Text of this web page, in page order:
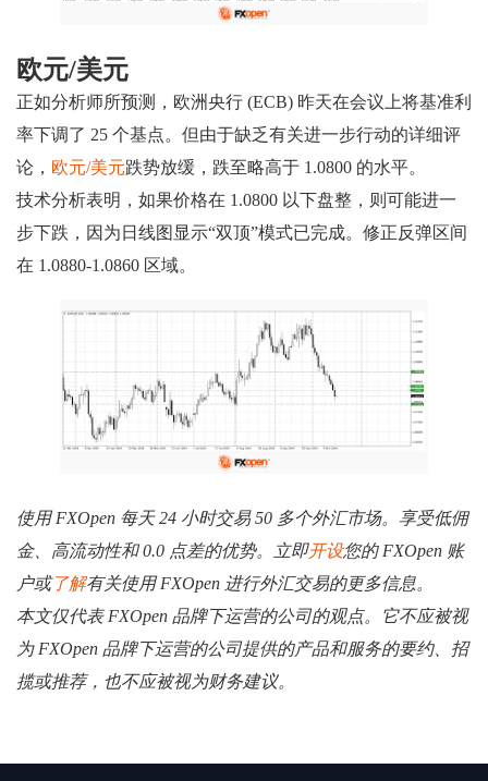
欧元/美元
正如分析师所预测，欧洲央行 (ECB) 昨天在会议上将基准利
率下调了 25 个基点。但由于缺乏有关进一步行动的详细评
论， 欧元/美元跌势放缓，跌至略高于 1.0800 的水平。
技术分析表明，如果价格在 1.0800 以下盘整，则可能进一
步下跌，因为日线图显示“双顶”模式已完成。修正反弹区间
在 1.0880-1.0860 区域。
使用 FXOpen 每天 24 小时交易 50 多个外汇市场。享受低佣
金、高流动性和 0.0 点差的优势。立即开设您的 FXOpen 账
户或了解有关使用 FXOpen 进行外汇交易的更多信息。
本文仅代表 FXOpen 品牌下运营的公司的观点。它不应被视
为 FXOpen 品牌下运营的公司提供的产品和服务的要约、招
揽或推荐，也不应被视为财务建议。